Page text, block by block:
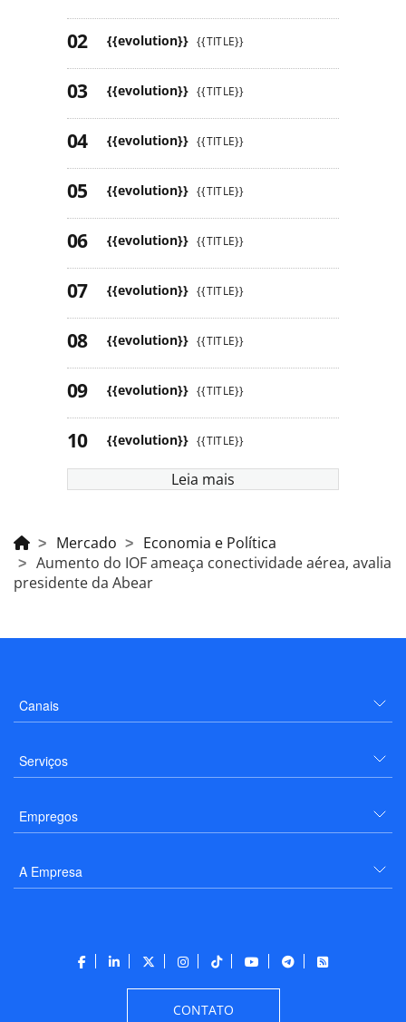
{{evolution}} {{TITLE}}
{{evolution}} {{TITLE}}
{{evolution}} {{TITLE}}
{{evolution}} {{TITLE}}
{{evolution}} {{TITLE}}
{{evolution}} {{TITLE}}
{{evolution}} {{TITLE}}
{{evolution}} {{TITLE}}
{{evolution}} {{TITLE}}
Leia mais
Mercado
Economia e Política
Aumento do IOF ameaça conectividade aérea, avalia
presidente da Abear
Canais
Serviços
Empregos
A Empresa
CONTATO